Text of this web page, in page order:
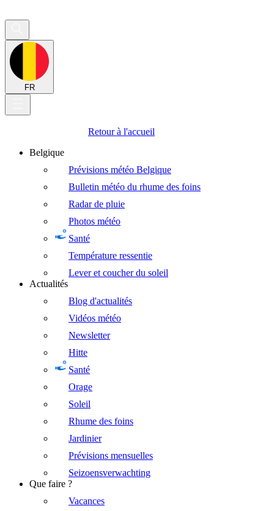
FR
Retour à l'accueil
Belgique
Prévisions météo Belgique
Bulletin météo du rhume des foins
Radar de pluie
Photos météo
Santé
Température ressentie
Lever et coucher du soleil
Actualités
Blog d'actualités
Vidéos météo
Newsletter
Hitte
Santé
Orage
Soleil
Rhume des foins
Jardinier
Prévisions mensuelles
Seizoensverwachting
Que faire ?
Vacances